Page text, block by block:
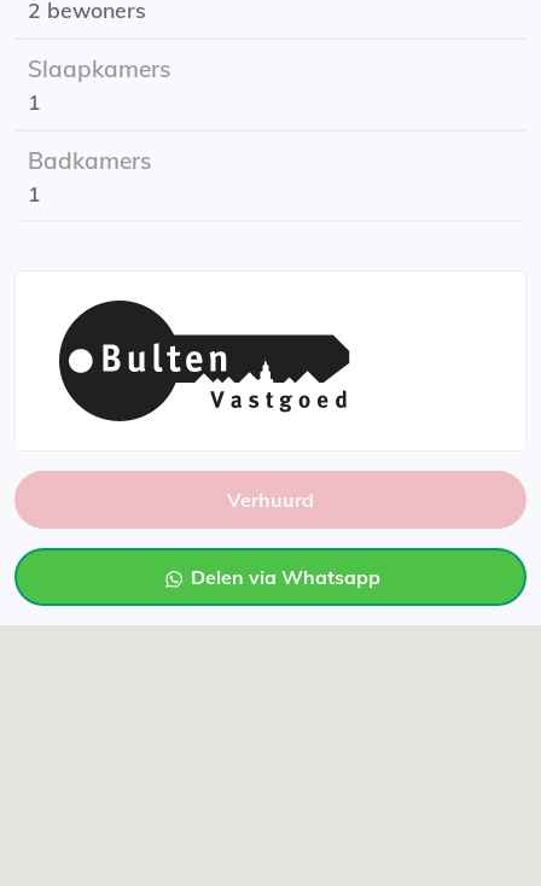
2 bewoners
Slaapkamers
1
Badkamers
1
Verhuurd
Delen via Whatsapp